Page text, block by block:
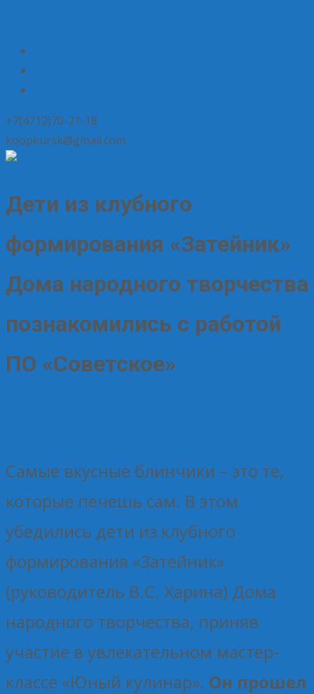
+7(4712)70-21-18
koopkursk@gmail.com
Дети из клубного
формирования «Затейник»
Дома народного творчества
познакомились с работой
ПО «Советское»
Самые вкусные блинчики – это те,
которые печешь сам. В этом
убедились дети из клубного
формирования «Затейник»
(руководитель В.С. Харина) Дома
народного творчества, приняв
участие в увлекательном мастер-
классе «Юный кулинар». Он прошел